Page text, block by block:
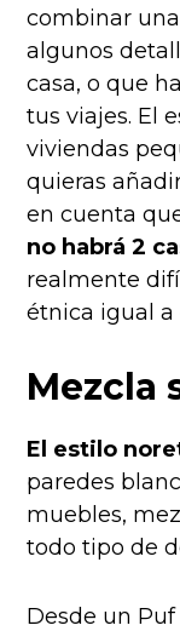
combinar
algunos
casa, o que
tus viajes. El
viviendas
quieras
en cuenta
no habrá 2
realmente
étnica igual a
Mezcla
El estilo
paredes
muebles,
todo tipo de
Desde un